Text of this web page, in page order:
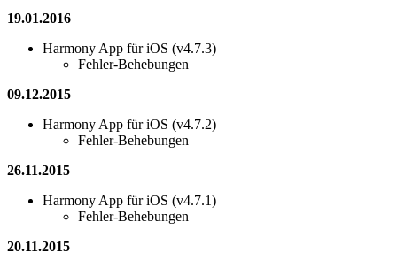
19.01.2016
Harmony App für iOS (v4.7.3)
Fehler-Behebungen
09.12.2015
Harmony App für iOS (v4.7.2)
Fehler-Behebungen
26.11.2015
Harmony App für iOS (v4.7.1)
Fehler-Behebungen
20.11.2015